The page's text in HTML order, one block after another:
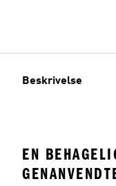
Beskrivelse
EN